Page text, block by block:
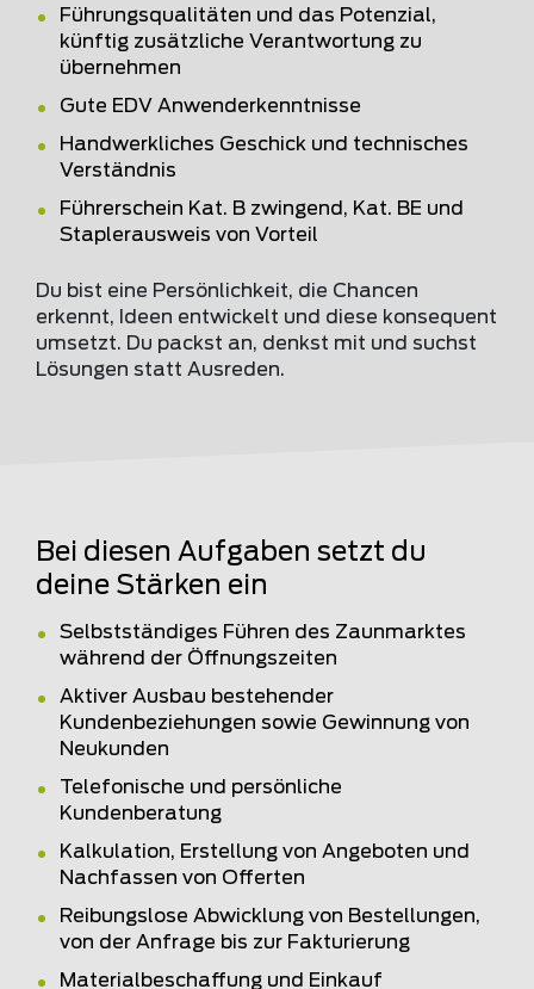
Führungsqualitäten und das Potenzial,
künftig zusätzliche Verantwortung zu
übernehmen
Gute EDV Anwenderkenntnisse
Handwerkliches Geschick und technisches
Verständnis
Führerschein Kat. B zwingend, Kat. BE und
Staplerausweis von Vorteil
Du bist eine Persönlichkeit, die Chancen
erkennt, Ideen entwickelt und diese konsequent
umsetzt. Du packst an, denkst mit und suchst
Lösungen statt Ausreden.
Bei diesen Aufgaben setzt du
deine Stärken ein
Selbstständiges Führen des Zaunmarktes
während der Öffnungszeiten
Aktiver Ausbau bestehender
Kundenbeziehungen sowie Gewinnung von
Neukunden
Telefonische und persönliche
Kundenberatung
Kalkulation, Erstellung von Angeboten und
Nachfassen von Offerten
Reibungslose Abwicklung von Bestellungen,
von der Anfrage bis zur Fakturierung
Materialbeschaffung und Einkauf